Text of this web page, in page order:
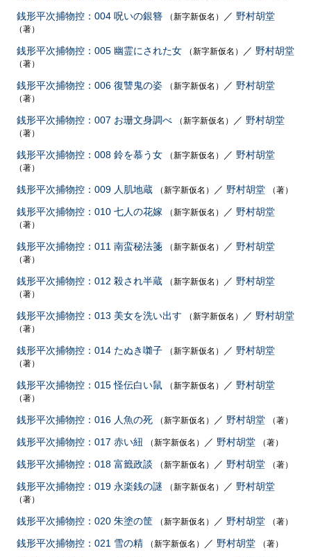
銭形平次捕物控：004 呪いの銀簪 （新字新仮名） ／ 野村胡堂
（著）
銭形平次捕物控：005 幽霊にされた女 （新字新仮名） ／ 野村胡堂
（著）
銭形平次捕物控：006 復讐鬼の姿 （新字新仮名） ／ 野村胡堂
（著）
銭形平次捕物控：007 お珊文身調べ （新字新仮名） ／ 野村胡堂
（著）
銭形平次捕物控：008 鈴を慕う女 （新字新仮名） ／ 野村胡堂
（著）
銭形平次捕物控：009 人肌地蔵 （新字新仮名） ／ 野村胡堂 （著）
銭形平次捕物控：010 七人の花嫁 （新字新仮名） ／ 野村胡堂
（著）
銭形平次捕物控：011 南蛮秘法箋 （新字新仮名） ／ 野村胡堂
（著）
銭形平次捕物控：012 殺され半蔵 （新字新仮名） ／ 野村胡堂
（著）
銭形平次捕物控：013 美女を洗い出す （新字新仮名） ／ 野村胡堂
（著）
銭形平次捕物控：014 たぬき囃子 （新字新仮名） ／ 野村胡堂
（著）
銭形平次捕物控：015 怪伝白い鼠 （新字新仮名） ／ 野村胡堂
（著）
銭形平次捕物控：016 人魚の死 （新字新仮名） ／ 野村胡堂 （著）
銭形平次捕物控：017 赤い紐 （新字新仮名） ／ 野村胡堂 （著）
銭形平次捕物控：018 富籤政談 （新字新仮名） ／ 野村胡堂 （著）
銭形平次捕物控：019 永楽銭の謎 （新字新仮名） ／ 野村胡堂
（著）
銭形平次捕物控：020 朱塗の筐 （新字新仮名） ／ 野村胡堂 （著）
銭形平次捕物控：021 雪の精 （新字新仮名） ／ 野村胡堂 （著）